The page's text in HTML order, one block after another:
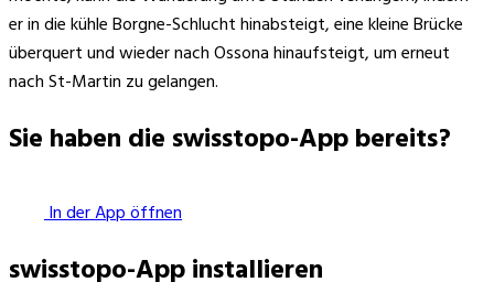
er in die kühle Borgne-Schlucht hinabsteigt, eine kleine Brücke
überquert und wieder nach Ossona hinaufsteigt, um erneut
nach St-Martin zu gelangen.
Sie haben die swisstopo-App bereits?
In der App öffnen
swisstopo-App installieren